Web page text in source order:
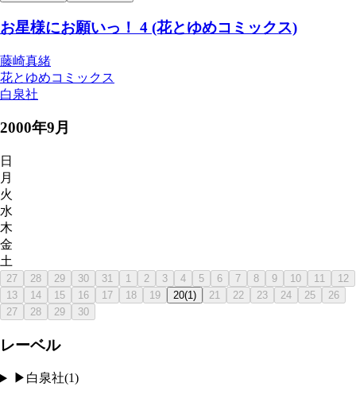
お星様にお願いっ！ 4 (花とゆめコミックス)
藤崎真緒
花とゆめコミックス
白泉社
2000年9月
日
月
火
水
木
金
土
27 28 29 30 31 1 2 3 4 5 6 7 8 9 10 11
12
13
14 15 16 17 18 19 20(1) 21 22 23 24 25
26
27
28 29 30
レーベル
▶ 白泉社(1)